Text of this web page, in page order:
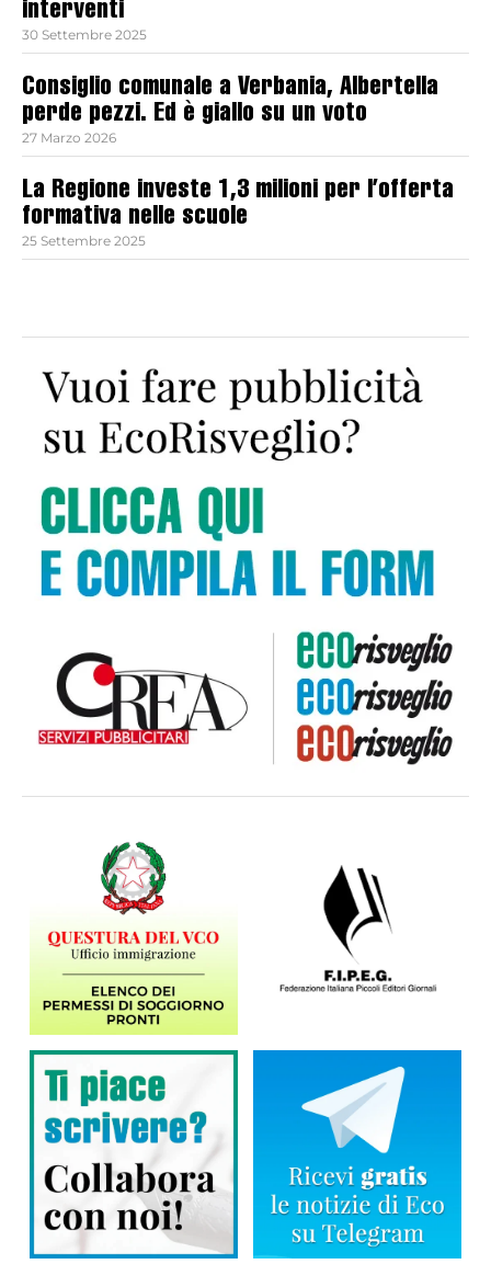
interventi
30 Settembre 2025
Consiglio comunale a Verbania, Albertella
perde pezzi. Ed è giallo su un voto
27 Marzo 2026
La Regione investe 1,3 milioni per l’offerta
formativa nelle scuole
25 Settembre 2025